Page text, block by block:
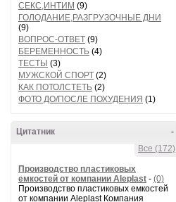
СЕКС,ИНТИМ (9)
ГОЛОДАНИЕ,РАЗГРУЗОЧНЫЕ ДНИ
(9)
ВОПРОС-ОТВЕТ (9)
БЕРЕМЕННОСТЬ (4)
ТЕСТЫ (3)
МУЖСКОЙ СПОРТ (2)
КАК ПОТОЛСТЕТЬ (2)
ФОТО ДО/ПОСЛЕ ПОХУДЕНИЯ (1)
-
Цитатник
Все (172)
Производство пластиковых
емкостей от компании Aleplast - (0)
Производство пластиковых емкостей
от компании Aleplast Компания